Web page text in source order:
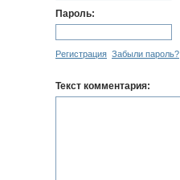
Пароль:
Регистрация Забыли пароль?
Текст комментария: